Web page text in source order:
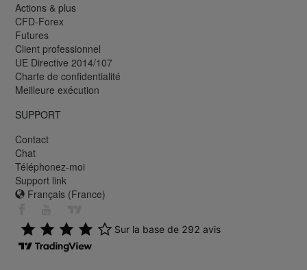
Actions & plus
CFD-Forex
Futures
Client professionnel
UE Directive 2014/107
Charte de confidentialité
Meilleure exécution
SUPPORT
Contact
Chat
Téléphonez-moi
Support link
Français (France)